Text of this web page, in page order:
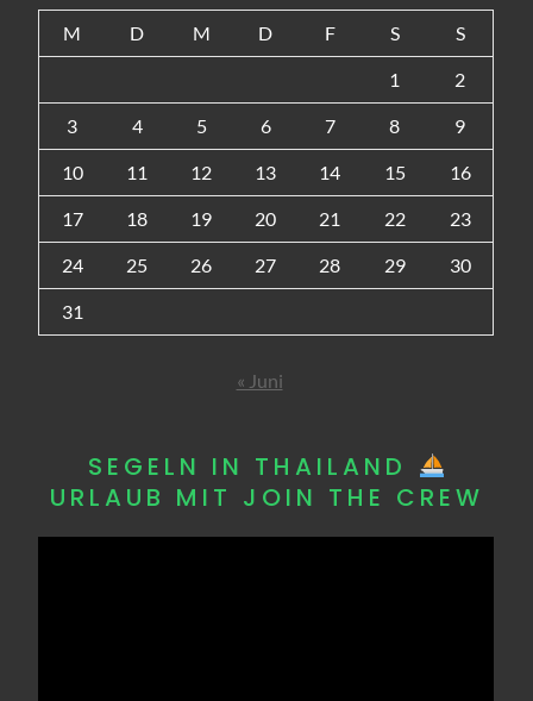
M D M D F S S
1 2
3 4 5 6 7 8 9
10 11 12 13 14 15 16
17 18 19 20 21 22 23
24 25 26 27 28 29 30
31
« Juni
SEGELN IN THAILAND
URLAUB MIT JOIN THE CREW